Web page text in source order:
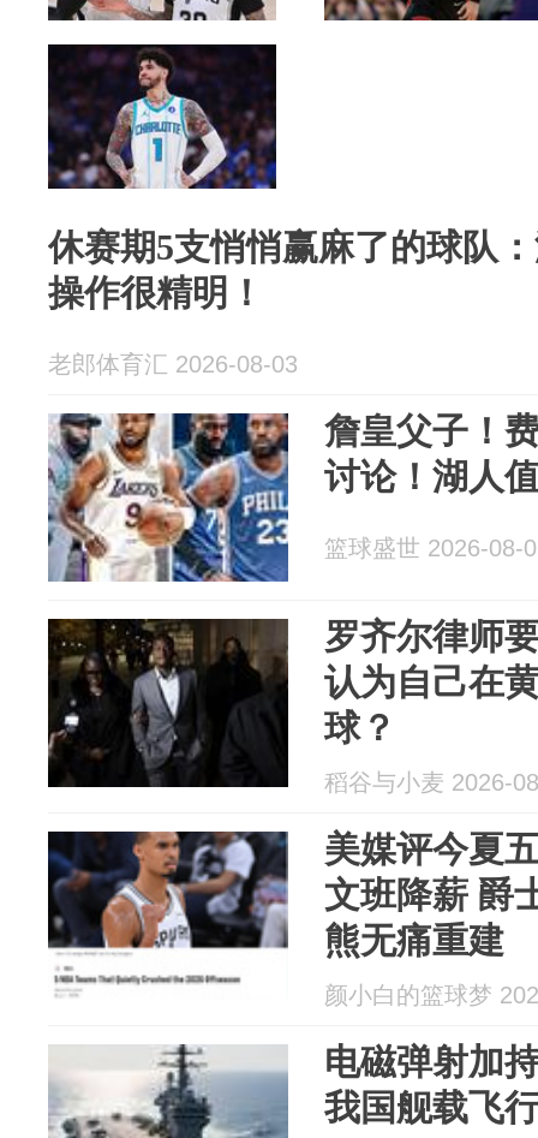
休赛期5支悄悄赢麻了的球队
操作很精明！
老郎体育汇 2026-08-03
詹皇父子！
讨论！湖人
篮球盛世 2026-08-
罗齐尔律师
认为自己在
球？
稻谷与小麦 2026-
美媒评今夏
文班降薪 爵
熊无痛重建
颜小白的篮球梦
电磁弹射加
我国舰载飞